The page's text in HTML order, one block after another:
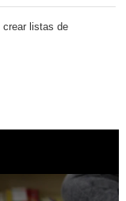
crear listas de